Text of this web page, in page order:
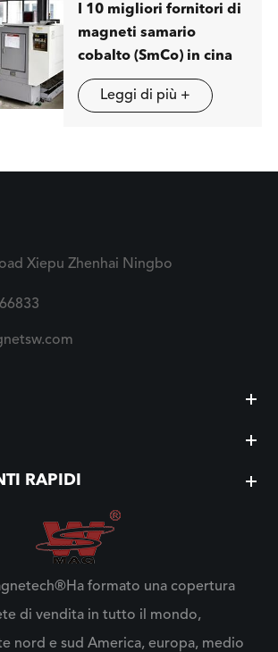
I 10 migliori fornitori di
magneti samario
cobalto (SmCo) in cina
Leggi di più +
Xiepu Zhenhai Ningbo
RAPIDI
formato una copertura
di vendita in tutto il mondo,
nord e sud America, europa, medio